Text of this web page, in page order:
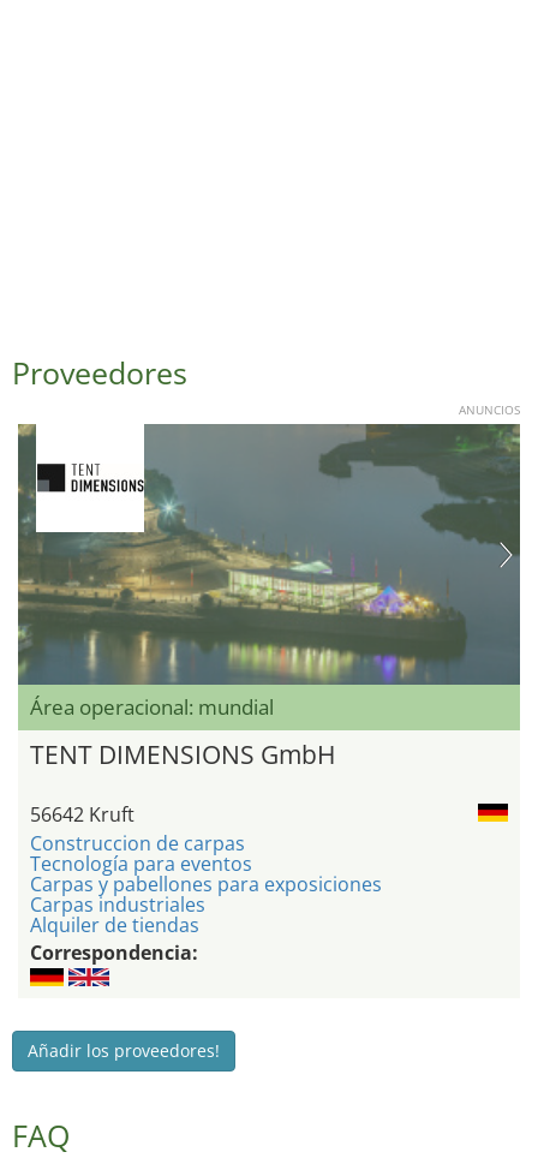
Proveedores
ANUNCIOS
Área operacional: mundial
TENT DIMENSIONS GmbH
56642 Kruft
Construccion de carpas
Tecnología para eventos
Carpas y pabellones para exposiciones
Carpas industriales
Alquiler de tiendas
Correspondencia:
Añadir los proveedores!
FAQ